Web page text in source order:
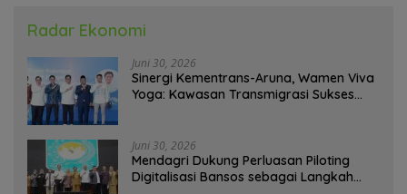
Radar Ekonomi
Juni 30, 2026
Sinergi Kementrans-Aruna, Wamen Viva
Yoga: Kawasan Transmigrasi Sukses
Juni 30, 2026
Mendagri Dukung Perluasan Piloting
Digitalisasi Bansos sebagai Langkah